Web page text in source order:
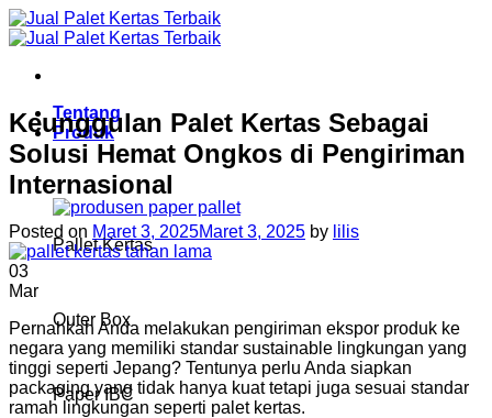
Skip
to
Tentang
Produk
Pallet Kertas
Outer Box
Paper IBC
Keunggulan Palet Kertas Sebagai
Solusi Hemat Ongkos di Pengiriman
Internasional
Posted on Maret 3, 2025Maret 3, 2025 by lilis
03
Mar
Pernahkah Anda melakukan pengiriman ekspor produk ke
negara yang memiliki standar sustainable lingkungan yang
tinggi seperti Jepang? Tentunya perlu Anda siapkan
packaging yang tidak hanya kuat tetapi juga sesuai standar
ramah lingkungan seperti palet kertas.